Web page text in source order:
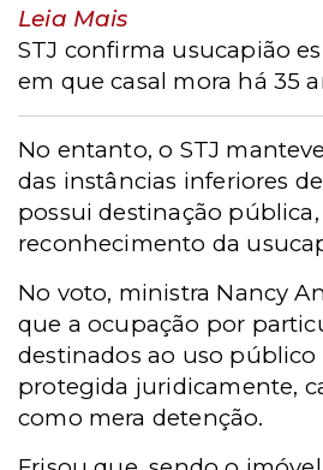
Leia Mais
STJ confirma usucapião
em que casal mora há 35
No entanto, o STJ
das instâncias inferiores
possui destinação
reconhecimento da
No voto, ministra Nancy
que a ocupação por
destinados ao uso público
protegida juridicamente,
como mera detenção.